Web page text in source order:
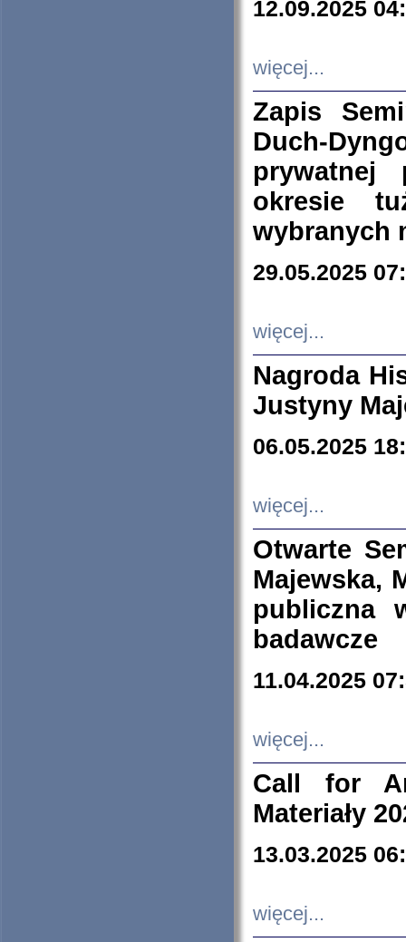
12.09.2025
więcej...
Zapis
Duch-
prywatnej
okresie
wybranych
29.05.2025
więcej...
Nagroda
Justyny
06.05.2025
więcej...
Otwarte
Majewska,
publiczna
badawcze
11.04.2025
więcej...
Call for
Materiały
13.03.2025
więcej...